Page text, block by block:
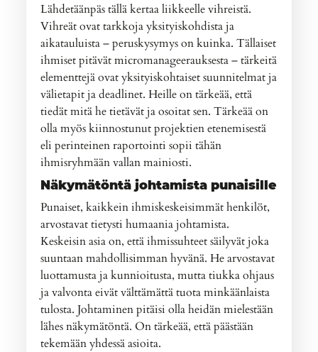
Lähdetäänpäs tällä kertaa liikkeelle vihreistä.
Vihreät ovat tarkkoja yksityiskohdista ja
aikatauluista – peruskysymys on kuinka. Tällaiset
ihmiset pitävät micromanageerauksesta – tärkeitä
elementtejä ovat yksityiskohtaiset suunnitelmat ja
välietapit ja deadlinet. Heille on tärkeää, että
tiedät mitä he tietävät ja osoitat sen. Tärkeää on
olla myös kiinnostunut projektien etenemisestä
eli perinteinen raportointi sopii tähän
ihmisryhmään vallan mainiosti.
Näkymätöntä johtamista punaisille
Punaiset, kaikkein ihmiskeskeisimmät henkilöt,
arvostavat tietysti humaania johtamista.
Keskeisin asia on, että ihmissuhteet säilyvät joka
suuntaan mahdollisimman hyvänä. He arvostavat
luottamusta ja kunnioitusta, mutta tiukka ohjaus
ja valvonta eivät välttämättä tuota minkäänlaista
tulosta. Johtaminen pitäisi olla heidän mielestään
lähes näkymätöntä. On tärkeää, että päästään
tekemään yhdessä asioita.